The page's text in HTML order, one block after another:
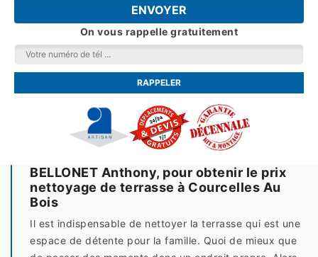
On vous rappelle gratuitement
BELLONET Anthony, pour obtenir le prix
nettoyage de terrasse à Courcelles Au
Bois
Il est indispensable de nettoyer la terrasse qui est une
espace de détente pour la famille. Quoi de mieux que